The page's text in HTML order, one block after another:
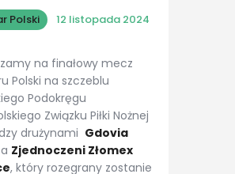
Polski 12 listopada 2024
na finałowy mecz
Polski na szczeblu
Podokręgu
Związku Piłki Nożnej
drużynami Gdovia
a Zjednoczeni Złomex
, który rozegrany zostanie